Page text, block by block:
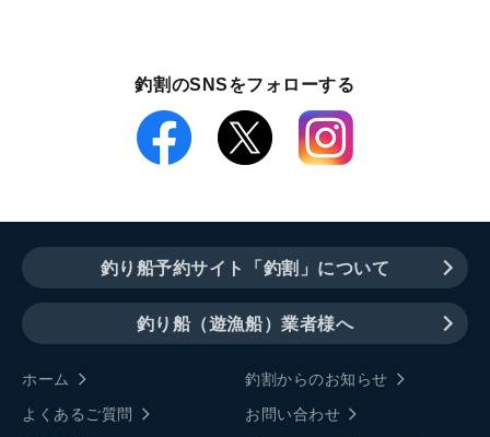
釣割のSNSをフォローする
釣り船予約サイト「釣割」について
釣り船（遊漁船）業者様へ
ホーム
釣割からのお知らせ
よくあるご質問
お問い合わせ